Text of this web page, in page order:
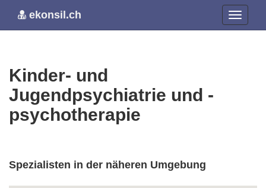
ekonsil.ch
Kinder- und
Jugendpsychiatrie und -
psychotherapie
Spezialisten in der näheren Umgebung